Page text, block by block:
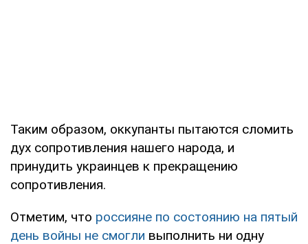
Таким образом, оккупанты пытаются сломить
дух сопротивления нашего народа, и
принудить украинцев к прекращению
сопротивления.
Отметим, что россияне по состоянию на пятый
день войны не смогли выполнить ни одну